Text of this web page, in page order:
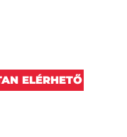
ELÉRHETŐ